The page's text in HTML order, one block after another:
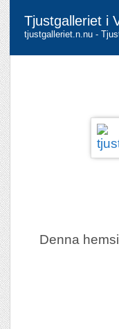
Tjustgalleriet i
tjustgalleriet.n.nu -
Denna